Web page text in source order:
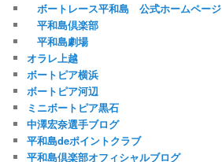
ボートレース平和島 公式ホームページ
平和島倶楽部
平和島劇場
オラレ上越
ボートピア横浜
ボートピア河辺
ミニボートピア黒石
中澤宏奈選手ブログ
平和島deポイントクラブ
平和島倶楽部オフィシャルブログ